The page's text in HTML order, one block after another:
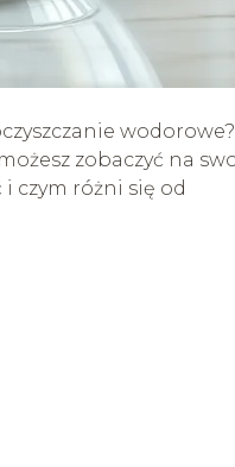
zobaczyć na
czym różni się od